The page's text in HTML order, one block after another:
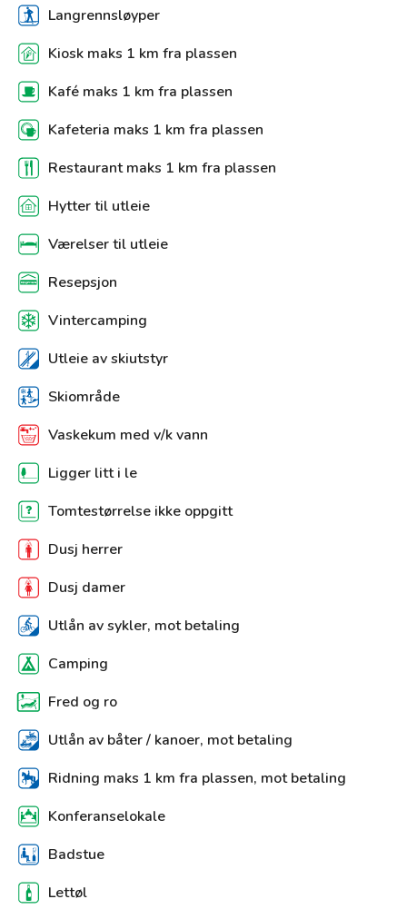
Langrennsløyper
Kiosk maks 1 km fra plassen
Kafé maks 1 km fra plassen
Kafeteria maks 1 km fra plassen
Restaurant maks 1 km fra plassen
Hytter til utleie
Værelser til utleie
Resepsjon
Vintercamping
Utleie av skiutstyr
Skiområde
Vaskekum med v/k vann
Ligger litt i le
Tomtestørrelse ikke oppgitt
Dusj herrer
Dusj damer
Utlån av sykler, mot betaling
Camping
Fred og ro
Utlån av båter / kanoer, mot betaling
Ridning maks 1 km fra plassen, mot betaling
Konferanselokale
Badstue
Lettøl